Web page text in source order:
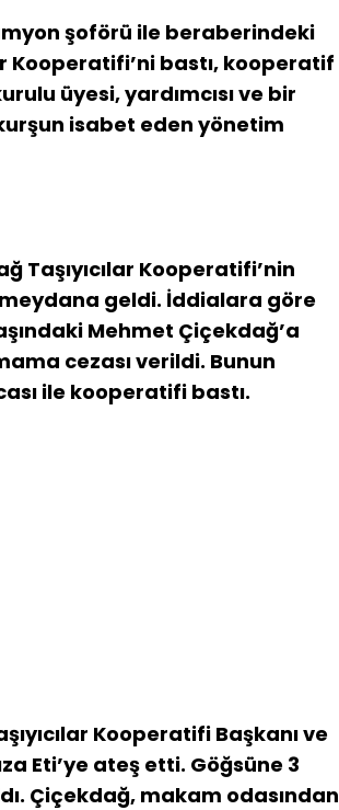
şoförü ile beraberindeki
Kooperatifi’ni bastı, kooperatif
üyesi, yardımcısı ve bir
isabet eden yönetim
Taşıyıcılar Kooperatifi’nin
geldi. İddialara göre
Mehmet Çiçekdağ’a
cezası verildi. Bunun
ile kooperatifi bastı.
Kooperatifi Başkanı ve
Eti’ye ateş etti. Göğsüne 3
Çiçekdağ, makam odasından